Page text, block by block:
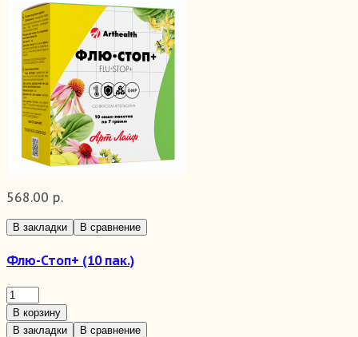
568.00 р.
В закладки В сравнение
Флю-Стоп+ (10 пак.)
В корзину
В закладки
В сравнение